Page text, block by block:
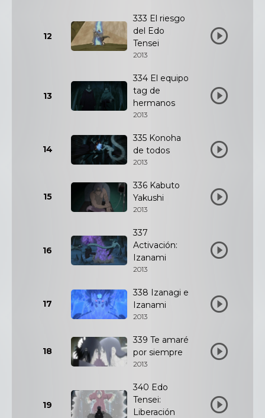
12
333 El riesgo
del Edo
Tensei
2013
13
334 El equipo
tag de
hermanos
2013
14
335 Konoha
de todos
2013
15
336 Kabuto
Yakushi
2013
16
337
Activación:
Izanami
2013
17
338 Izanagi e
Izanami
2013
18
339 Te amaré
por siempre
2013
19
340 Edo
Tensei:
Liberación